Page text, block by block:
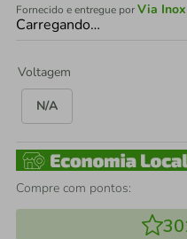
Fornecido e entregue porVia
Carregando…
Voltagem
N/A
Compre com pontos: